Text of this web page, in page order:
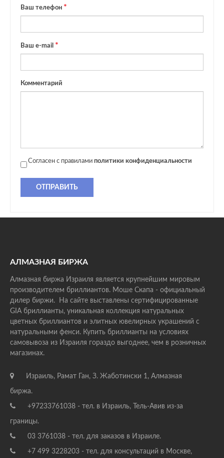
Ваш телефон
Ваш e-mail
Комментарий
Согласен с правилами политики конфиденциальности
ОТПРАВИТЬ
АЛМАЗНАЯ БИРЖА
Алмазная биржа Израиля является крупнейшим мировым
производителем бриллиантов. Моше Скапа - официальный
дилер биржи. На сайте выставлены сертифицированные
GIA бриллианты, уникальная коллекция натуральных
цветных бриллиантов и элитных ювелирных украшений с
натуральными фенси. Купить бриллианты на условиях
самовывоза из Израиля гораздо выгоднее, чем в розничных
магазинах.
Израиль, Рамат Ган, З. Жаботински 1, Алмазная
биржа.
+97233761038 - тел. в Израиль, Тель-Авив из-за
границы.
03 3761038 - тел. для заказов в Израиле.
+7 499 3228203 - тел. для консультаций в Москве,